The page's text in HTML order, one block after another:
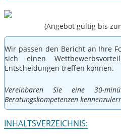
(Angebot gültig bis
Wir passen den Bericht an Ihre
sich einen
Entscheidungen treffen können.
Vereinbaren Sie eine 30-
Beratungskompetenzen
INHALTSVERZEICHNIS: